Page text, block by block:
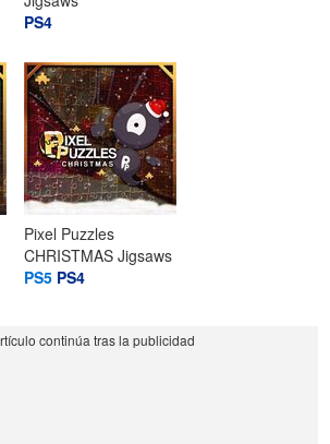
PS4
Pixel Puzzles
CHRISTMAS Jigsaws
PS5 PS4